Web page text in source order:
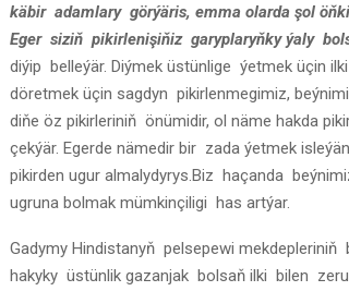
käbir adamlary görýäris, emma olarda şol
Eger siziň pikirlenişiňiz garyplaryňky ýaly
diýip belleýär. Diýmek üstünlige ýetmek üçin
döretmek üçin sagdyn pikirlenmegimiz,
diňe öz pikirleriniň önümidir, ol näme hakda
çekýär. Egerde nämedir bir zada ýetmek
pikirden ugur almalydyrys.Biz haçanda
ugruna bolmak mümkinçiligi has artýar.
Gadymy Hindistanyň pelsepewi
hakyky üstünlik gazanjak bolsaň ilki bilen